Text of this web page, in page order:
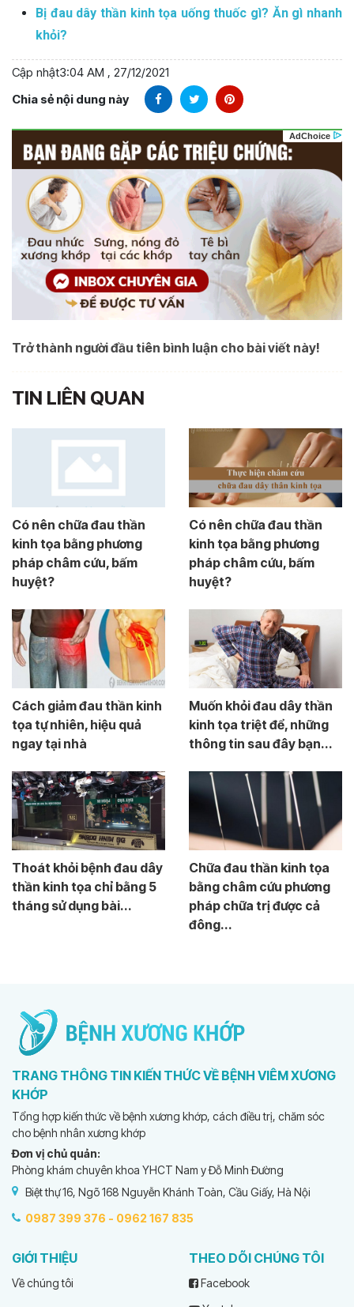
Bị đau dây thần kinh tọa uống thuốc gì? Ăn gì nhanh
khỏi?
Cập nhật3:04 AM , 27/12/2021
Chia sẻ nội dung này
Trở thành người đầu tiên bình luận cho bài viết này!
TIN LIÊN QUAN
Có nên chữa đau thần
kinh tọa bằng phương
pháp châm cứu, bấm
huyệt?
Có nên chữa đau thần
kinh tọa bằng phương
pháp châm cứu, bấm
huyệt?
Cách giảm đau thần kinh
tọa tự nhiên, hiệu quả
ngay tại nhà
Muốn khỏi đau dây thần
kinh tọa triệt để, những
thông tin sau đây bạn...
Thoát khỏi bệnh đau dây
thần kinh tọa chỉ bằng 5
tháng sử dụng bài...
Chữa đau thần kinh tọa
bằng châm cứu phương
pháp chữa trị được cả
đông...
TRANG THÔNG TIN KIẾN THỨC VỀ BỆNH VIÊM XƯƠNG
KHỚP
Tổng hợp kiến thức về bệnh xương khớp, cách điều trị, chăm sóc
cho bệnh nhân xương khớp
Đơn vị chủ quản:
Phòng khám chuyên khoa YHCT Nam y Đỗ Minh Đường
Biệt thự 16, Ngõ 168 Nguyễn Khánh Toàn, Cầu Giấy, Hà Nội
0987 399 376 - 0962 167 835
GIỚI THIỆU
Về chúng tôi
THEO DÕI CHÚNG TÔI
Facebook